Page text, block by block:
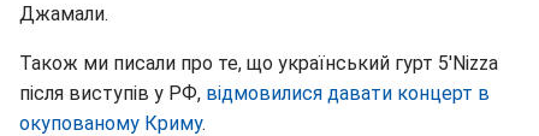
Джамали.
Також ми писали про те, що український гурт 5'Nizza
після виступів у РФ, відмовилися давати концерт в
окупованому Криму.